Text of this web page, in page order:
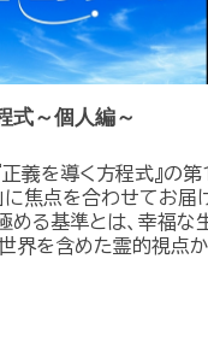
式～個人編～
義を導く方程式』の第
に焦点を合わせてお届
める基準とは、幸福な
界を含めた霊的視点か